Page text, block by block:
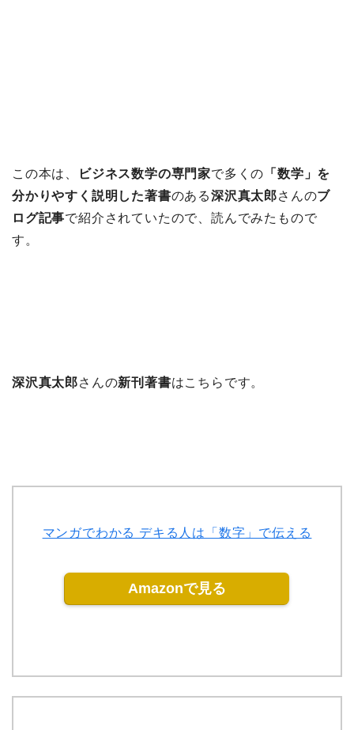
この本は、 ビジネス数学の専門家で多くの 「数学」を
分かりやすく説明した著書のある深沢真太郎さんのブ
ログ記事で紹介されていたので、読んでみたもので
す。
深沢真太郎さんの新刊著書はこちらです。
マンガでわかる デキる人は「数字」で伝える
Amazonで見る